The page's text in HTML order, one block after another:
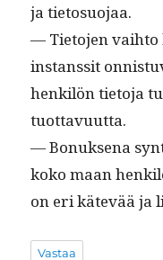
ja tietosuojaa.
— Tieto­jen
instanssit
henkilön tieto­ja
tuottavuutta.
— Bonuk­se­na
koko maan
on eri kätevää ja
Vastaa